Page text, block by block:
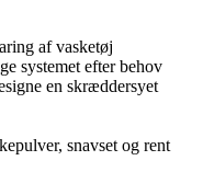
af vasketøj
systemet efter behov
en skræddersyet
snavset og rent